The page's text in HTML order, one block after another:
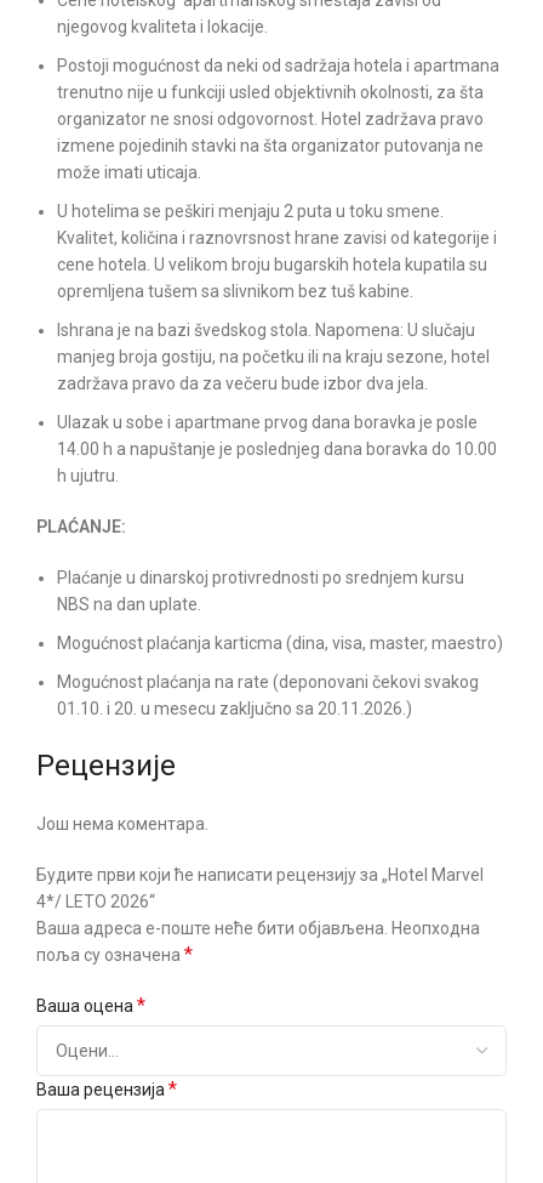
njegovog kvaliteta i lokacije.
Postoji mogućnost da neki od sadržaja hotela i apartmana
trenutno nije u funkciji usled objektivnih okolnosti, za šta
organizator ne snosi odgovornost. Hotel zadržava pravo
izmene pojedinih stavki na šta organizator putovanja ne
može imati uticaja.
U hotelima se peškiri menjaju 2 puta u toku smene.
Kvalitet, količina i raznovrsnost hrane zavisi od kategorije i
cene hotela. U velikom broju bugarskih hotela kupatila su
opremljena tušem sa slivnikom bez tuš kabine.
Ishrana je na bazi švedskog stola. Napomena: U slučaju
manjeg broja gostiju, na početku ili na kraju sezone, hotel
zadržava pravo da za večeru bude izbor dva jela.
Ulazak u sobe i apartmane prvog dana boravka je posle
14.00 h a napuštanje je poslednjeg dana boravka do 10.00
h ujutru.
PLAĆANJE:
Plaćanje u dinarskoj protivrednosti po srednjem kursu
NBS na dan uplate.
Mogućnost plaćanja karticma (dina, visa, master, maestro)
Mogućnost plaćanja na rate (deponovani čekovi svakog
01.10. i 20. u mesecu zaključno sa 20.11.2026.)
Рецензије
Још нема коментара.
Будите први који ће написати рецензију за „Hotel Marvel
4*/ LETO 2026“
Ваша адреса е-поште неће бити објављена. Неопходна
поља су означена *
Ваша оцена*
Ваша рецензија*